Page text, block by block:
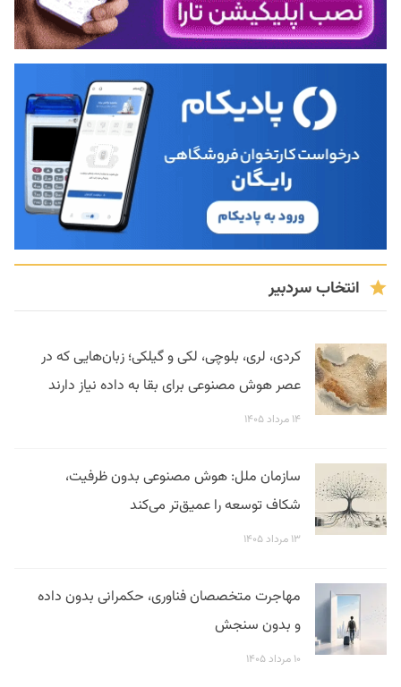
انتخاب سردبیر
کردی، لری، بلوچی، لکی و گیلکی؛ زبان‌هایی که در
عصر هوش مصنوعی برای بقا به داده نیاز دارند
۱۴ مرداد ۱۴۰۵
سازمان ملل: هوش مصنوعی بدون ظرفیت،
شکاف توسعه را عمیق‌تر می‌کند
۱۳ مرداد ۱۴۰۵
مهاجرت متخصصان فناوری، حکمرانی بدون داده
و بدون سنجش
۱۰ مرداد ۱۴۰۵